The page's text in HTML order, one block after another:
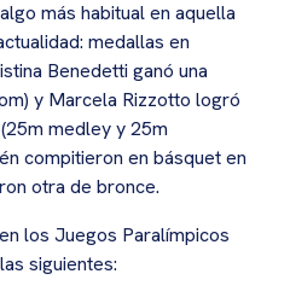
más habitual en aquella
medallas en
Benedetti ganó una
y Marcela Rizzotto logró
medley y 25m
compitieron en básquet en
otra de bronce.
los Juegos Paralímpicos
siguientes: